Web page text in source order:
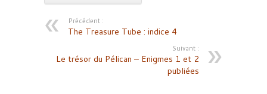
Précédent :
The Treasure Tube : indice 4
Suivant :
Le trésor du Pélican – Enigmes 1 et 2
publiées